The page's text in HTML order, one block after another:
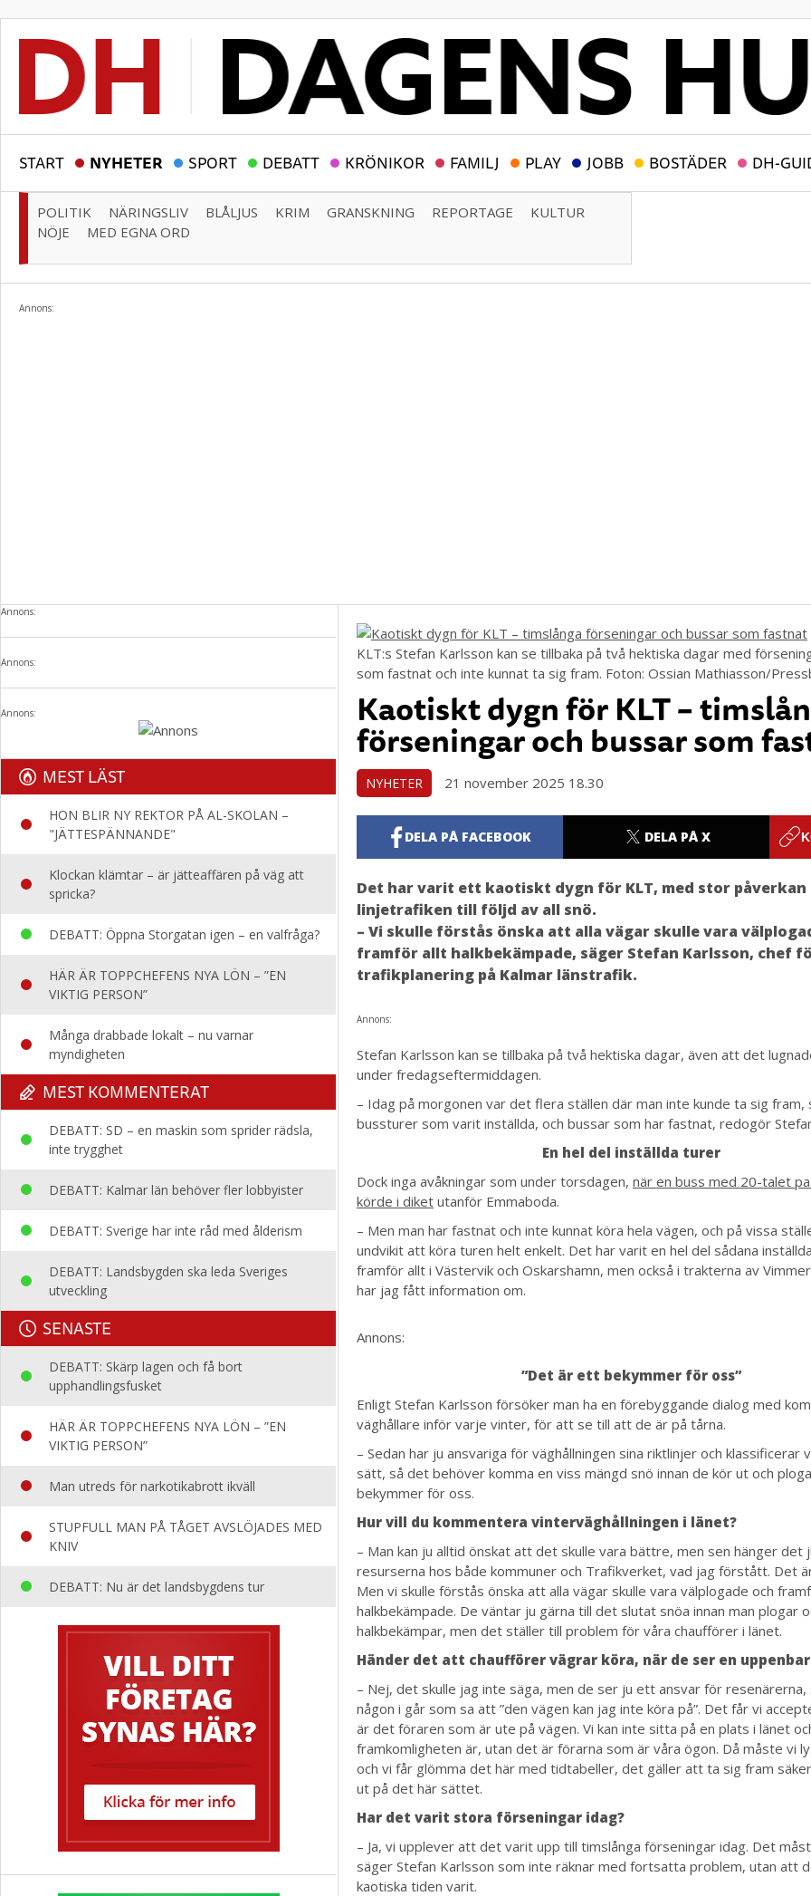
START NYHETER SPORT DEBATT KRÖNIKOR FAMILJ PLAY JOBB BOSTÄDER DH-
POLITIK NÄRINGSLIV BLÅLJUS KRIM GRANSKNING REPORTAGE
KULTUR
NÖJE
MED EGNA ORD
Annons:
Annons:
Annons:
Annons:
MEST LÄST
HON BLIR NY REKTOR PÅ AL-SKOLAN –
"JÄTTESPÄNNANDE"
Klockan klämtar – är jätteaffären på väg att
spricka?
DEBATT: Öppna Storgatan igen – en valfråga?
HÄR ÄR TOPPCHEFENS NYA LÖN – ”EN
VIKTIG PERSON”
Många drabbade lokalt – nu varnar
myndigheten
MEST KOMMENTERAT
DEBATT: SD – en maskin som sprider rädsla,
inte trygghet
DEBATT: Kalmar län behöver fler lobbyister
DEBATT: Sverige har inte råd med ålderism
DEBATT: Landsbygden ska leda Sveriges
utveckling
SENASTE
DEBATT: Skärp lagen och få bort
upphandlingsfusket
HÄR ÄR TOPPCHEFENS NYA LÖN – ”EN
VIKTIG PERSON”
Man utreds för narkotikabrott ikväll
STUPFULL MAN PÅ TÅGET AVSLÖJADES MED
KNIV
DEBATT: Nu är det landsbygdens tur
KLT:s Stefan Karlsson kan se tillbaka på två hektiska dagar med
som fastnat och inte kunnat ta sig fram. Foton: Ossian Mathiasson/
Kaotiskt dygn för KLT –
förseningar och bussar som
NYHETER 21 november 2025 18.30
DELA PÅ FACEBOOK DELA PÅ X
Det har varit ett kaotiskt dygn för KLT, med stor påverkan
linjetrafiken till följd av all snö.
– Vi skulle förstås önska att alla vägar skulle vara
framför allt halkbekämpade, säger Stefan Karlsson, chef
trafikplanering på Kalmar länstrafik.
Annons:
Stefan Karlsson kan se tillbaka på två hektiska dagar, även att det
under fredagseftermiddagen.
– Idag på morgonen var det flera ställen där man inte kunde ta sig
bussturer som varit inställda, och bussar som har fastnat, redogör
En hel del inställda turer
Dock inga avåkningar som under torsdagen, när en buss med 20-talet
körde i diket utanför Emmaboda.
– Men man har fastnat och inte kunnat köra hela vägen, och på vissa
undvikit att köra turen helt enkelt. Det har varit en hel del sådana
framför allt i Västervik och Oskarshamn, men också i trakterna av
har jag fått information om.
Annons:
”Det är ett bekymmer för oss”
Enligt Stefan Karlsson försöker man ha en förebyggande dialog med
väghållare inför varje vinter, för att se till att de är på tårna.
– Sedan har ju ansvariga för väghållningen sina riktlinjer och klassificerar
sätt, så det behöver komma en viss mängd snö innan de kör ut och
bekymmer för oss.
Hur vill du kommentera vinterväghållningen i länet?
– Man kan ju alltid önskat att det skulle vara bättre, men sen hänger det
resurserna hos både kommuner och Trafikverket, vad jag förstått. Det
Men vi skulle förstås önska att alla vägar skulle vara välplogade och
halkbekämpade. De väntar ju gärna till det slutat snöa innan man plogar
halkbekämpar, men det ställer till problem för våra chaufförer i länet.
Händer det att chaufförer vägrar köra, när de ser en
– Nej, det skulle jag inte säga, men de ser ju ett ansvar för resenärerna,
någon i går som sa att ”den vägen kan jag inte köra på”. Det får vi
är det föraren som är ute på vägen. Vi kan inte sitta på en plats i länet
framkomligheten är, utan det är förarna som är våra ögon. Då måste vi
och vi får glömma det här med tidtabeller, det gäller att ta sig fram
ut på det här sättet.
Har det varit stora förseningar idag?
– Ja, vi upplever att det varit upp till timslånga förseningar idag. Det
säger Stefan Karlsson som inte räknar med fortsatta problem, utan att
kaotiska tiden varit.